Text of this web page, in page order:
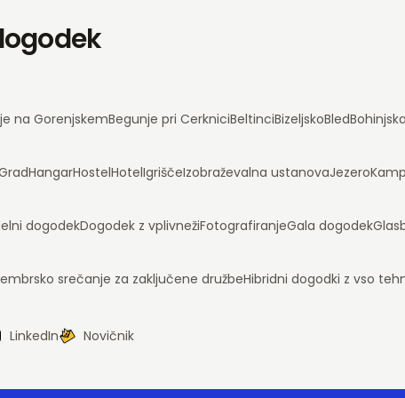
na GorenjskemBegunje pri CerkniciBeltinciBizeljskoBled
HangarHostelHotelIgriščeIzobraževalna ustanovaJezeroKamp
dogodekDogodek z vplivnežiFotografiranjeGala dogodek
srečanje za zaključene družbeHibridni dogodki z vso
LinkedIn Novičnik